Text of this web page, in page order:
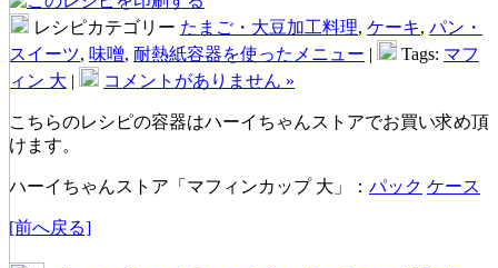
レシピカテゴリー たまご・大豆加工料理, ケーキ, パン・
スイーツ, 味噌, 耐熱紙容器を使ったメニュー | Tags: マフ
ィン 大 | コメントがありません »
こちらのレシピの容器はハーイちゃんストアでお買い求め頂
けます。
ハーイちゃんストア「マフィンカップ 大」： パック ケース
[前へ戻る]